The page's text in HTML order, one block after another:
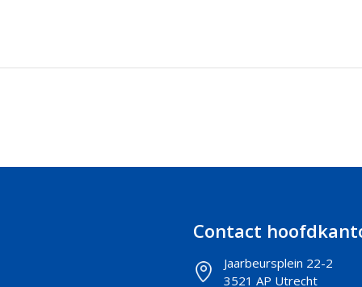
Contact
Jaarbeursplein 22-2
3521 AP Utrecht